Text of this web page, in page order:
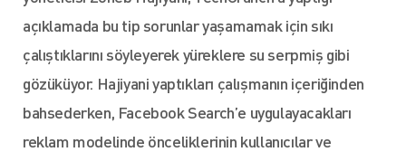
açıklamada bu tip sorunlar yaşamamak için sıkı
çalıştıklarını söyleyerek yüreklere su serpmiş gibi
gözüküyor. Hajiyani yaptıkları çalışmanın içeriğinden
bahsederken, Facebook Search’e uygulayacakları
reklam modelinde önceliklerinin kullanıcılar ve